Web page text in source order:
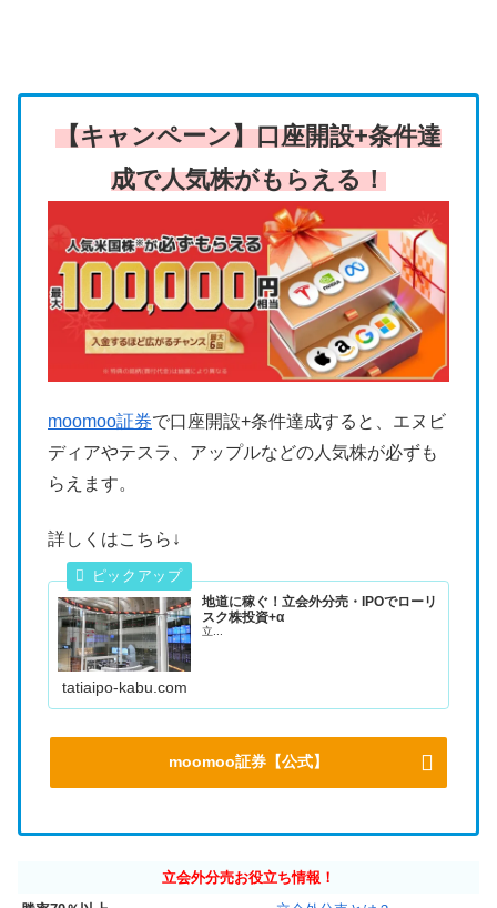
【キャンペーン】口座開設+条件達
成で人気株がもらえる！
moomoo証券で口座開設+条件達成すると、エヌビ
ディアやテスラ、アップルなどの人気株が必ずも
らえます。
詳しくはこちら↓
地道に稼ぐ！立会外分売・IPOでローリ
スク株投資+α
立...
tatiaipo-kabu.com
moomoo証券【公式】
立会外分売お役立ち情報！